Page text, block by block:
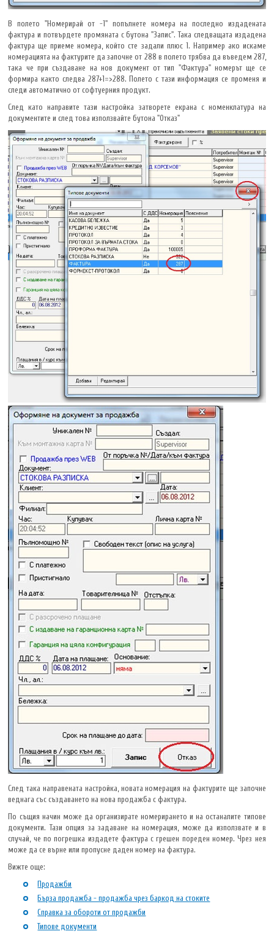
В полето "Номерирай от -1" попълнете номера на последно издадената
фактура и потвърдете промяната с бутона "Запис". Така следващата издадена
фактура ще приеме номера, който сте задали плюс 1. Например ако искаме
номерацията на фактурите да започне от 288 в полето трябва да въведем 287,
така че при създаване на нов документ от тип "Фактура" номерът ще се
формира както следва 287+1=>288. Полето с тази информация се променя и
следи автоматично от софтуерния продукт.
След като направите тази настройка затворете екрана с номенклатура на
документите и след това използвайте бутона "Отказ"
След така направената настройка, новата номерация на фактурите ще започне
веднага със създаването на нова продажба с фактура.
По същия начин може да организирате номерирането и на останалите типове
документи. Тази опция за задаване на номерация, може да използвате и в
случай, че по погрешка издадете фактура с грешен пореден номер. Чрез нея
може да се върне или пропусне даден номер на фактура.
Вижте още:
Продажби
Бърза продажба - продажба чрез баркод на стоките
Справка за обороти от продажби
Типове документи